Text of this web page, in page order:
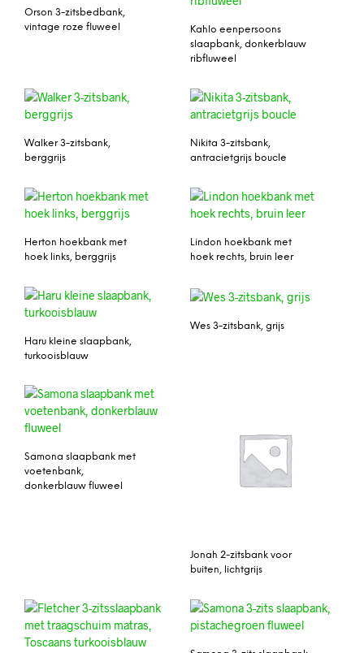
Orson 3-zitsbedbank,
vintage roze fluweel
Kahlo eenpersoons
slaapbank, donkerblauw
ribfluweel
Walker 3-zitsbank,
berggrijs
Nikita 3-zitsbank,
antracietgrijs boucle
Herton hoekbank met
hoek links, berggrijs
Lindon hoekbank met
hoek rechts, bruin leer
Haru kleine slaapbank,
turkooisblauw
Wes 3-zitsbank, grijs
Samona slaapbank met
voetenbank,
donkerblauw fluweel
Jonah 2-zitsbank voor
buiten, lichtgrijs